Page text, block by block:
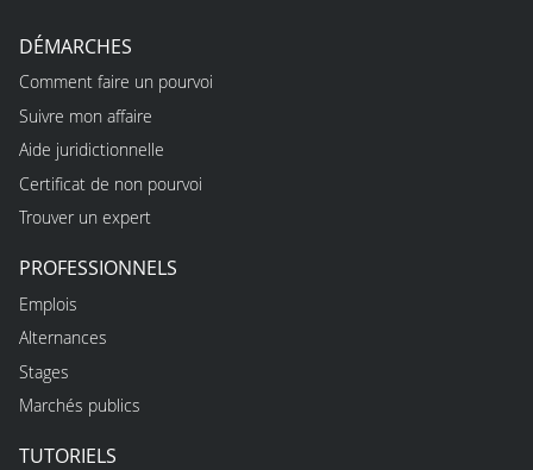
DÉMARCHES
Comment faire un pourvoi
Suivre mon affaire
Aide juridictionnelle
Certificat de non pourvoi
Trouver un expert
PROFESSIONNELS
Emplois
Alternances
Stages
Marchés publics
TUTORIELS